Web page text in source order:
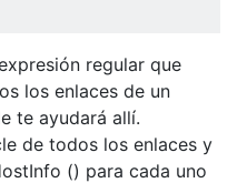
;
regular que
los enlaces de un
te ayudará allí.
de todos los enlaces y
() para cada uno